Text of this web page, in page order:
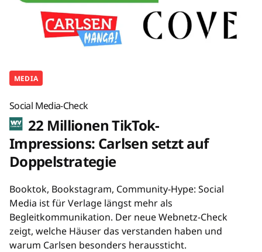
MEDIA
Social Media-Check
22 Millionen TikTok-
Impressions: Carlsen setzt auf
Doppelstrategie
Booktok, Bookstagram, Community-Hype: Social
Media ist für Verlage längst mehr als
Begleitkommunikation. Der neue Webnetz-Check
zeigt, welche Häuser das verstanden haben und
warum Carlsen besonders heraussticht.